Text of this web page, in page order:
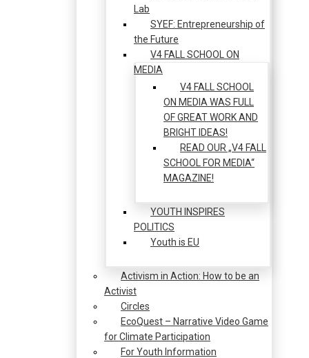
Lab
SYEF: Entrepreneurship of
the Future
V4 FALL SCHOOL ON
MEDIA
V4 FALL SCHOOL
ON MEDIA WAS FULL
OF GREAT WORK AND
BRIGHT IDEAS!
READ OUR „V4 FALL
SCHOOL FOR MEDIA“
MAGAZINE!
YOUTH INSPIRES
POLITICS
Youth is EU
Activism in Action: How to be an
Activist
Circles
EcoQuest – Narrative Video Game
for Climate Participation
For Youth Information